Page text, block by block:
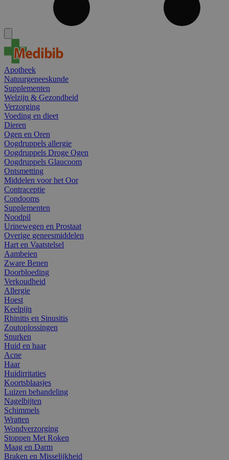
Apotheek
Natuurgeneeskunde
Supplementen
Welzijn & Gezondheid
Verzorging
Voeding en dieet
Dieren
Ogen en Oren
Oogdruppels allergie
Oogdruppels Droge Ogen
Oogdruppels Glaucoom
Ontsmetting
Middelen voor het Oor
Contraceptie
Condooms
Supplementen
Noodpil
Urinewegen en Prostaat
Overige geneesmiddelen
Hart en Vaatstelsel
Aambeien
Zware Benen
Doorbloeding
Verkoudheid
Allergie
Hoest
Keelpijn
Rhinitis en Sinusitis
Zoutoplossingen
Snurken
Huid en haar
Acne
Haar
Huidirritaties
Koortsblaasjes
Luizen behandeling
Nagelbijten
Schimmels
Wratten
Wondverzorging
Stoppen Met Roken
Maag en Darm
Braken en Misselijkheid